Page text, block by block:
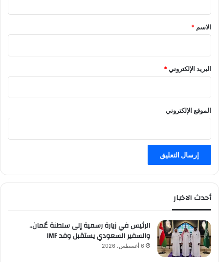
*
الاسم *
البريد الإلكتروني*
الموقع الإلكتروني
أحدث الاخبار
الرئيس في زيارة رسمية إلى سلطنة عُمان..
والسفير السعودي يستقبل وفد IMF
6 أغسطس، 2026